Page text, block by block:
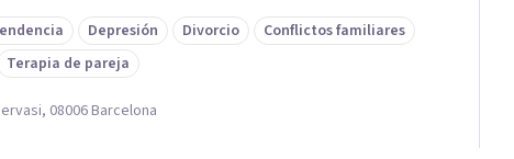
Depresión Divorcio
Conflictos familiares
Terapia de pareja
08006 Barcelona